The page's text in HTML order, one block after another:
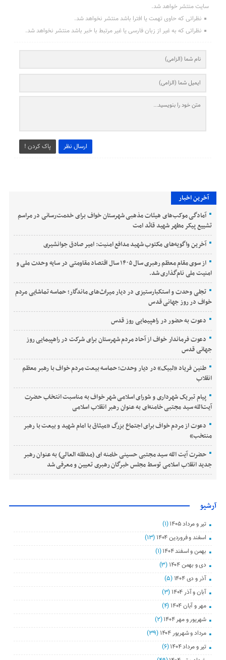
سایت منتشر خواهد شد.
نظراتی که حاوی تهمت یا افترا باشد منتشر نخواهد شد.
نظراتی که به غیر از زبان فارسی یا غیر مرتبط با خبر باشد منتشر نخواهد شد.
ارسال نظر پاک کردن !
آخرین اخبار
آمادگی موکب‌های هیئات مذهبی شهرستان خواف برای خدمت‌رسانی در مراسم
تشییع پیکر مطهر شهید قائد امت
آخرین واگویه‌های مکتوب شهید مدافع امنیت: امیر صادق جوانشیری
از سوی مقام معظم رهبری سال ۱۴۰۵ سال اقتصاد مقاومتی در سایه وحدت ملی و
امنیت ملی نام‌گذاری شد.
تجلی وحدت و استکبارستیزی در دیار میراث‌های ماندگار؛ حماسه تماشایی مردم
خواف در روز جهانی قدس
دعوت به حضور در راهپیمایی روز قدس
دعوت فرماندار خواف از آحاد مردم شهرستان برای شرکت در راهپیمایی روز
جهانی قدس
طنین فریاد «لبیک» در دیار وحدت؛ حماسه بیعت مردم خواف با رهبر معظم
انقلاب
پیام تبریک شهرداری و شورای اسلامی شهر خواف به مناسبت انتخاب حضرت
آیت‌الله سید مجتبی خامنه‌ای به عنوان رهبر انقلاب اسلامی
دعوت از مردم خواف برای اجتماع بزرگ «میثاق با امام شهید و بیعت با رهبر
منتخب»
حضرت آیت الله سید مجتبی حسینی خامنه ای (مدظله العالی) به عنوان رهبر
جدید انقلاب اسلامی توسط مجلس خبرگان رهبری تعیین و معرفی شد
آرشیو
تیر و مرداد ۱۴۰۵
(۱)
اسفند و فروردین ۱۴۰۴
(۱۳)
بهمن و اسفند ۱۴۰۴
(۱)
دی و بهمن ۱۴۰۴
(۳)
آذر و دی ۱۴۰۴
(۵)
آبان و آذر ۱۴۰۴
(۳)
مهر و آبان ۱۴۰۴
(۴)
شهریور و مهر ۱۴۰۴
(۲)
مرداد و شهریور ۱۴۰۴
(۳۹)
تیر و مرداد ۱۴۰۴
(۶)